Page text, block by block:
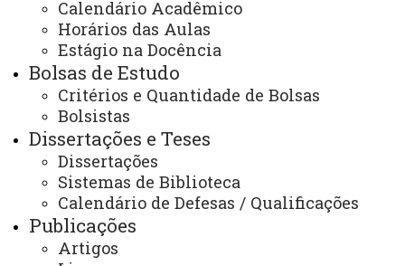
Calendário Acadêmico
Horários das Aulas
Estágio na Docência
Bolsas de Estudo
Critérios e Quantidade de Bolsas
Bolsistas
Dissertações e Teses
Dissertações
Sistemas de Biblioteca
Calendário de Defesas / Qualificações
Publicações
Artigos
ACESSE
Acesso Restrito (Editores do Portal)
Arquivo Virtual
Bibliotecas
Identidade Visual